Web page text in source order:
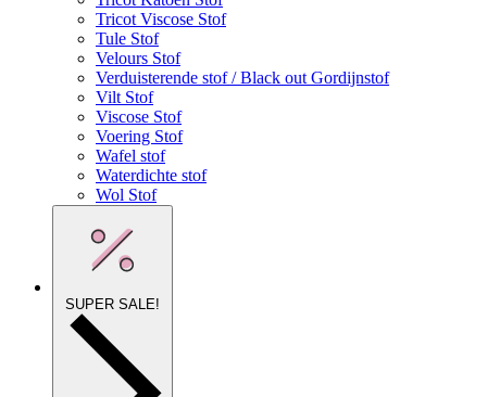
Tricot Viscose Stof
Tule Stof
Velours Stof
Verduisterende stof / Black out Gordijnstof
Vilt Stof
Viscose Stof
Voering Stof
Wafel stof
Waterdichte stof
Wol Stof
SUPER SALE!